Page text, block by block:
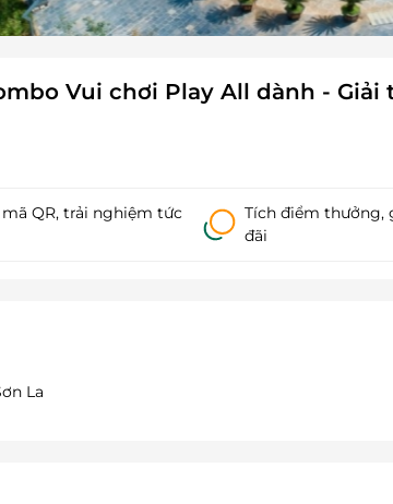
Vui chơi Play All dành - Giải
QR, trải nghiệm tức
Tích điểm thưởng,
đãi
La